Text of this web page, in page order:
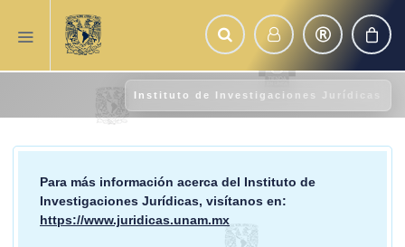
Instituto de Investigaciones Jurídicas
Para más información acerca del Instituto de
Investigaciones Jurídicas, visítanos en:
https://www.juridicas.unam.mx